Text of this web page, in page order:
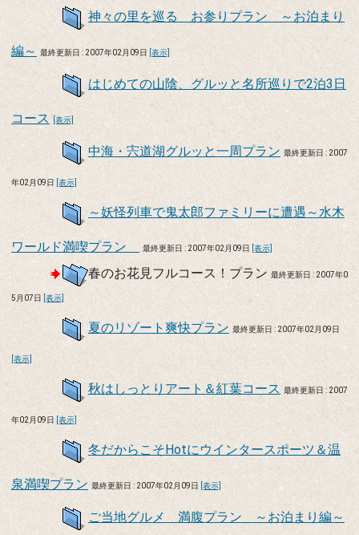
神々の里を巡る お参りプラン ～お泊まり
編～ 最終更新日 : 2007年02月09日 [表示]
はじめての山陰、グルッと名所巡りで2泊3日
コース [表示]
中海・宍道湖グルッと一周プラン 最終更新日 : 2007
年02月09日 [表示]
～妖怪列車で鬼太郎ファミリーに遭遇～水木
ワールド満喫プラン 最終更新日 : 2007年02月09日 [表示]
春のお花見フルコース！プラン 最終更新日 : 2007年0
5月07日 [表示]
夏のリゾート爽快プラン 最終更新日 : 2007年02月09日
[表示]
秋はしっとりアート＆紅葉コース 最終更新日 : 2007
年02月09日 [表示]
冬だからこそHotにウインタースポーツ＆温
泉満喫プラン 最終更新日 : 2007年02月09日 [表示]
ご当地グルメ 満腹プラン ～お泊まり編～